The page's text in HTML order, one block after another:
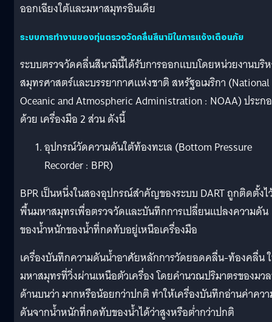
ออกเฉียงใต้และมหาสมุทรอินเดีย
ระบบการทำงานของทุ่นตรวจวัดคลื่นสึนามิในการแจ้งเตือนภัย
ระบบตรวจวัดคลื่นสึนามินี้ได้รับการออกแบบโดยหน่วยงานบริ
สมุทรศาสตร์และบรรยากาศแห่งชาติ สหรัฐอเมริกา (National
Oceanic and Atmospheric Administration : NOAA) ประก
ด้วย เครื่องมือ 2 ส่วน ดังนี้
อุปกรณ์วัดความดันใต้ท้องทะเล (Bottom Pressure
Recorder : BPR)
BPR เป็นหนึ่งในสองอุปกรณ์สำคัญของระบบ DART ถูกติดตั้งไ
พื้นมหาสมุทรเพื่อตรวจวัดและบันทึกการเปลี่ยนแปลงความดัน
ของน้ำหนักของน้ำที่กดทับอยู่เหนือเครื่องมือ
เครื่องบันทึกความดันน้ำอาศัยหลักการวัดยอดคลื่น-ท้องคลื่น
มหาสมุทรที่วิ่งผ่านเหนือตัวเครื่อง โดยคำนวณปริมาตรของมว
ด้านบนว่า มากหรือน้อยกว่าปกติ ทำให้เครื่องบันทึกอ่านค่าคว
ดันจากน้ำหนักที่กดทับของน้ำได้ว่าสูงหรือต่ำกว่าปกติ